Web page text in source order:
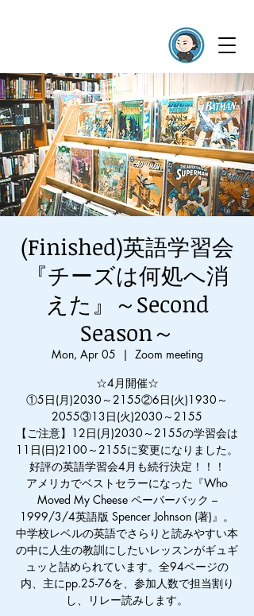
(Finished)英語学習会
『チーズは何処へ消
えた』～Second
Season～
Mon, Apr 05
  |
Zoom meeting
☆4月開催☆
①5日(月)2030～2155②6日(火)1930～
2055③13日(火)2030～2155
【ご注意】12日(月)2030～2155の学習会は
11日(日)2100～2155に変更になりました。
好評の英語学習会4月も続行決定！！！
アメリカでベストセラーになった『Who
Moved My Cheese ペーパーバック –
1999/3/4英語版 Spencer Johnson (著)』。
中学校レベルの英語でさらりと読みやすい本
の中に人生の教訓にしたいレッスンがギュギ
ュッと詰められています。全94ページの
内、主にpp.25-76を、参加人数で担当割り
し、リレー読みします。